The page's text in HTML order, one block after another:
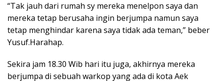
“Tak jauh dari rumah sy mereka menelpon saya dan
mereka tetap berusaha ingin berjumpa namun saya
tetap menghindar karena saya tidak ada teman,” beber
Yusuf.Harahap.
Sekira jam 18.30 Wib hari itu juga, akhirnya mereka
berjumpa di sebuah warkop yang ada di kota Aek